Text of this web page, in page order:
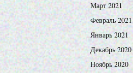
Март 2021
Февраль 2021
Январь 2021
Декабрь 2020
Ноябрь 2020